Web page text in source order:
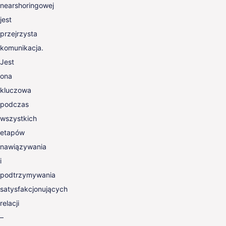
nearshoringowej
jest
przejrzysta
komunikacja.
Jest
ona
kluczowa
podczas
wszystkich
etapów
nawiązywania
i
podtrzymywania
satysfakcjonujących
relacji
–